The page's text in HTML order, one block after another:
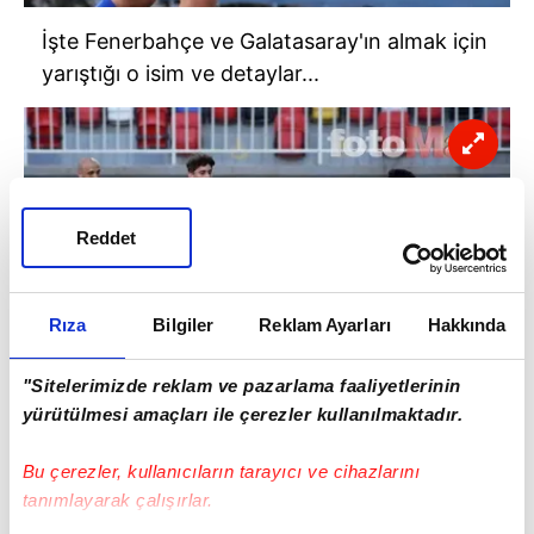
Rıza Bilgiler Reklam Ayarları Hakkında
"Sitelerimizde reklam ve pazarlama faaliyetlerinin
yürütülmesi amaçları ile çerezler kullanılmaktadır.
Bu çerezler, kullanıcıların tarayıcı ve cihazlarını
tanımlayarak çalışırlar.
Reddet
İşte Fenerbahçe ve Galatasaray'ın almak için
yarıştığı o isim ve detaylar...
Transfer çalışmalarını hız kesmeden
sürdüren Fenerbahçe ve Galatasaray,